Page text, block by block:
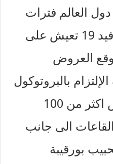
العالم فترات
عصيبة أثناء تفشي كوفيد 19 تعيش على
العروض
بالبروتوكول
الصحي حيث تم عرض اكثر من 100
الى جانب
بورقيبة